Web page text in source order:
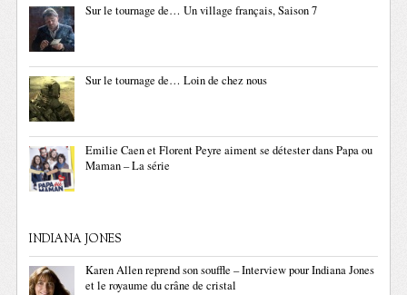
Sur le tournage de… Un village français, Saison 7
Sur le tournage de… Loin de chez nous
Emilie Caen et Florent Peyre aiment se détester dans Papa ou
Maman – La série
INDIANA JONES
Karen Allen reprend son souffle – Interview pour Indiana Jones
et le royaume du crâne de cristal